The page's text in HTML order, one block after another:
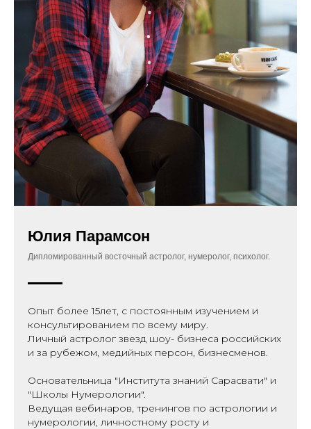
Юлия Парамсон
Дипломированный восточный астролог, нумеролог, психолог.
Опыт более 15лет, с постоянным изучением и
консультированием по всему миру.
Личный астролог звезд шоу- бизнеса российских
и за рубежом, медийных персон, бизнесменов.
Основательница "Института знаний Сарасвати" и
"Школы Нумерологии".
Ведущая вебинаров, тренингов по астрологии и
нумерологии, личностному росту и